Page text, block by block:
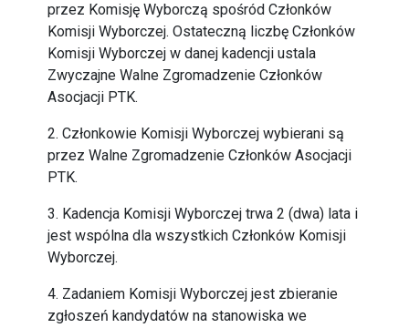
przez Komisję Wyborczą spośród Członków
Komisji Wyborczej. Ostateczną liczbę Członków
Komisji Wyborczej w danej kadencji ustala
Zwyczajne Walne Zgromadzenie Członków
Asocjacji PTK.
2. Członkowie Komisji Wyborczej wybierani są
przez Walne Zgromadzenie Członków Asocjacji
PTK.
3. Kadencja Komisji Wyborczej trwa 2 (dwa) lata i
jest wspólna dla wszystkich Członków Komisji
Wyborczej.
4. Zadaniem Komisji Wyborczej jest zbieranie
zgłoszeń kandydatów na stanowiska we